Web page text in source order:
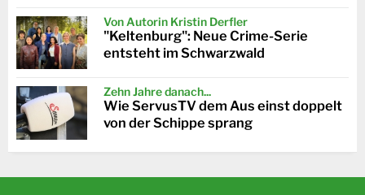
Von Autorin Kristin Derfler
"Keltenburg": Neue Crime-Serie
entsteht im Schwarzwald
Zehn Jahre danach...
Wie ServusTV dem Aus einst doppelt
von der Schippe sprang